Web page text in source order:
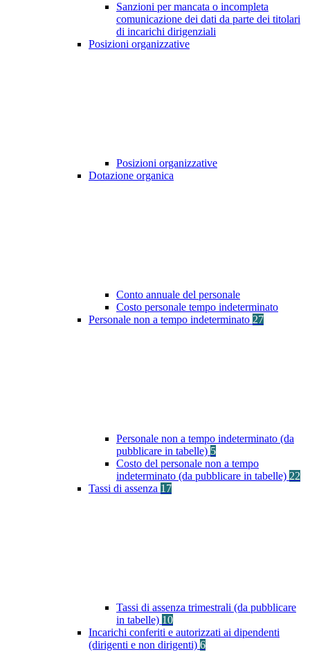
Sanzioni per mancata o incompleta
comunicazione dei dati da parte dei titolari
di incarichi dirigenziali
Posizioni organizzative
Posizioni organizzative
Dotazione organica
Conto annuale del personale
Costo personale tempo indeterminato
Personale non a tempo indeterminato 27
Personale non a tempo indeterminato (da
pubblicare in tabelle) 5
Costo del personale non a tempo
indeterminato (da pubblicare in tabelle) 22
Tassi di assenza 17
Tassi di assenza trimestrali (da pubblicare
in tabelle) 10
Incarichi conferiti e autorizzati ai dipendenti
(dirigenti e non dirigenti) 6